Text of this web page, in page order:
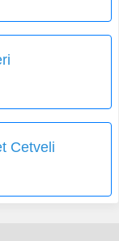
Cetveli